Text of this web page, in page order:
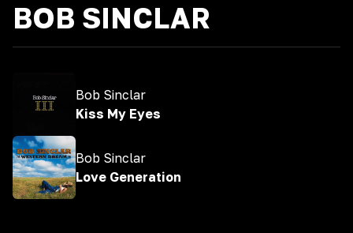
BOB SINCLAR
Bob Sinclar
Kiss My Eyes
Bob Sinclar
Love Generation